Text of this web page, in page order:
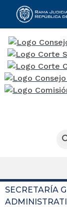
SECRETARÍA